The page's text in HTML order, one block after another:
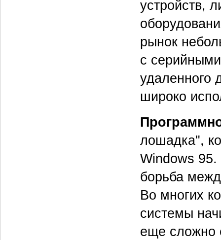
устройств,
рынок
с
удаленного
широко
лошадка",
Windows
борьба
Во многих
системы
еще сложно